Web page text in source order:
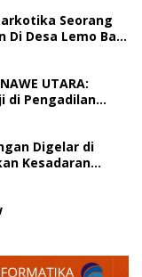
Seorang
Di Desa Lemo Bajo
UTARA:
di Pengadilan
Digelar di
Kesadaran